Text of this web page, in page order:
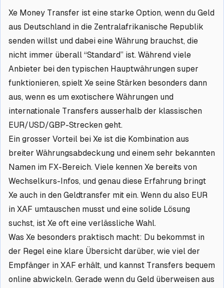
Xe Money Transfer ist eine starke Option, wenn du Geld
aus Deutschland in die Zentralafrikanische Republik
senden willst und dabei eine Währung brauchst, die
nicht immer überall “Standard” ist. Während viele
Anbieter bei den typischen Hauptwährungen super
funktionieren, spielt Xe seine Stärken besonders dann
aus, wenn es um exotischere Währungen und
internationale Transfers ausserhalb der klassischen
EUR/USD/GBP-Strecken geht.
Ein grosser Vorteil bei Xe ist die Kombination aus
breiter Währungsabdeckung und einem sehr bekannten
Namen im FX-Bereich. Viele kennen Xe bereits von
Wechselkurs-Infos, und genau diese Erfahrung bringt
Xe auch in den Geldtransfer mit ein. Wenn du also EUR
in XAF umtauschen musst und eine solide Lösung
suchst, ist Xe oft eine verlässliche Wahl.
Was Xe besonders praktisch macht: Du bekommst in
der Regel eine klare Übersicht darüber, wie viel der
Empfänger in XAF erhält, und kannst Transfers bequem
online abwickeln. Gerade wenn du Geld überweisen aus